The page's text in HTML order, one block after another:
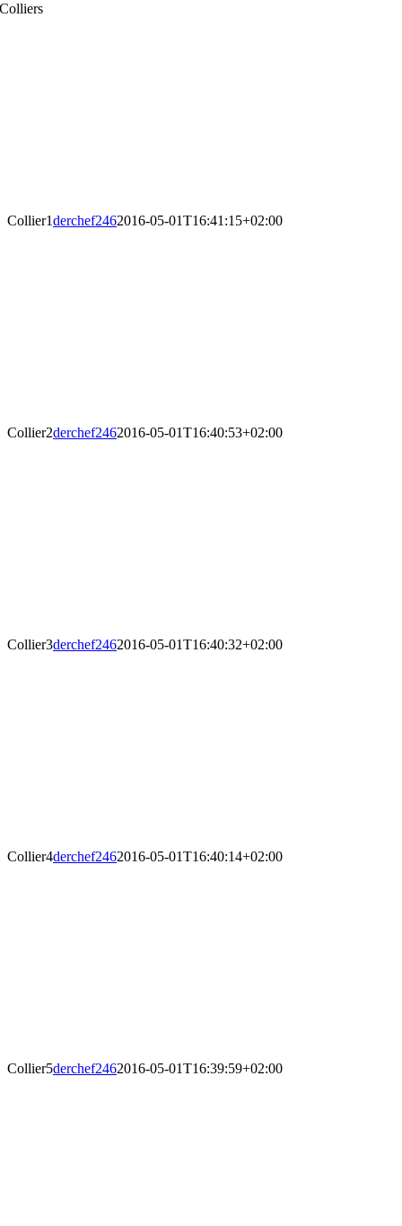
Colliers
Collier1derchef2462016-05-01T16:41:15+02:00
Collier2derchef2462016-05-01T16:40:53+02:00
Collier3derchef2462016-05-01T16:40:32+02:00
Collier4derchef2462016-05-01T16:40:14+02:00
Collier5derchef2462016-05-01T16:39:59+02:00